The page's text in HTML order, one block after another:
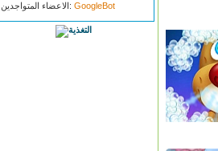
الاعضاء المتواجدين: GoogleBot